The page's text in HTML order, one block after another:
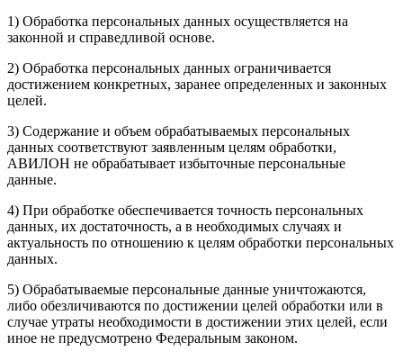
1) Обработка персональных данных осуществляется на
законной и справедливой основе.
2) Обработка персональных данных ограничивается
достижением конкретных, заранее определенных и законных
целей.
3) Содержание и объем обрабатываемых персональных
данных соответствуют заявленным целям обработки,
АВИЛОН не обрабатывает избыточные персональные
данные.
4) При обработке обеспечивается точность персональных
данных, их достаточность, а в необходимых случаях и
актуальность по отношению к целям обработки персональных
данных.
5) Обрабатываемые персональные данные уничтожаются,
либо обезличиваются по достижении целей обработки или в
случае утраты необходимости в достижении этих целей, если
иное не предусмотрено Федеральным законом.